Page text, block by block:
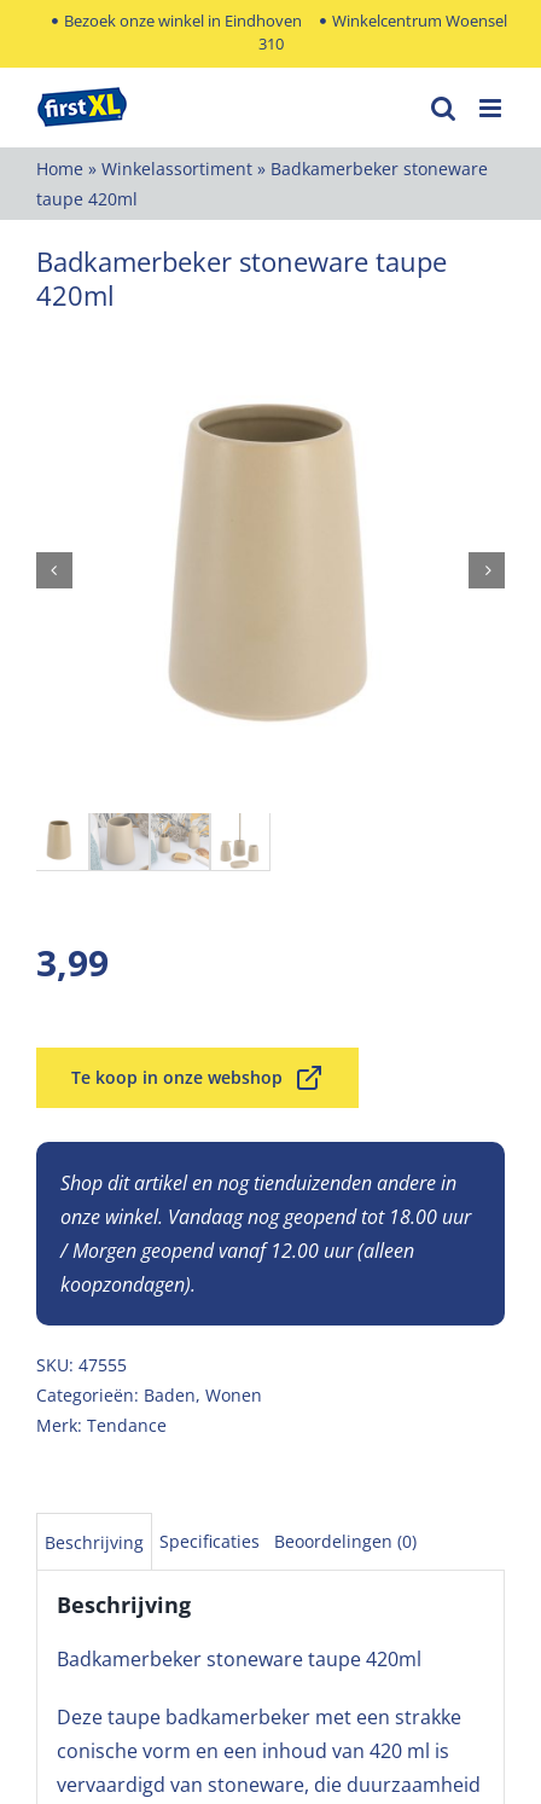
Bezoek onze winkel in Eindhoven
Winkelcentrum Woensel
310
Home » Winkelassortiment » Badkamerbeker stoneware
taupe 420ml
Badkamerbeker stoneware taupe
420ml
3,99
Te koop in onze webshop
Shop dit artikel en nog tienduizenden andere in
onze winkel. Vandaag nog geopend tot 18.00 uur
/ Morgen geopend vanaf 12.00 uur (alleen
koopzondagen).
SKU: 47555
Categorieën: Baden, Wonen
Merk: Tendance
Beschrijving Specificaties Beoordelingen (0)
Beschrijving
Badkamerbeker stoneware taupe 420ml
Deze taupe badkamerbeker met een strakke
conische vorm en een inhoud van 420 ml is
vervaardigd van stoneware, die duurzaamheid